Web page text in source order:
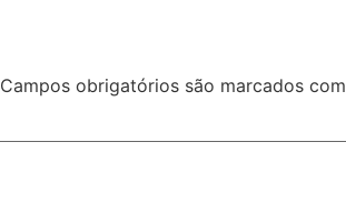
Campos obrigatórios são marcados com